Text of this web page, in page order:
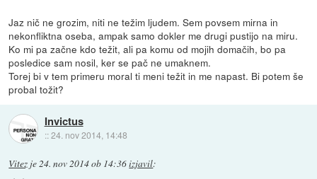
Jaz nič ne grozim, niti ne težim ljudem. Sem povsem mirna in
nekonfliktna oseba, ampak samo dokler me drugi pustijo na miru.
Ko mi pa začne kdo težit, ali pa komu od mojih domačih, bo pa
posledice sam nosil, ker se pač ne umaknem.
Torej bi v tem primeru moral ti meni težit in me napast. Bi potem še
probal tožit?
Invictus
::24. nov 2014, 14:48
Vitez je24. nov 2014 ob 14:36izjavil: